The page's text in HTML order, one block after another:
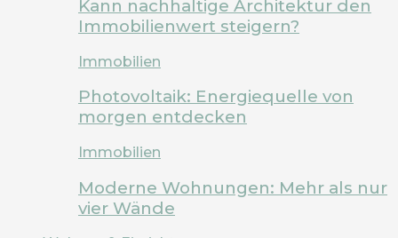
Kann nachhaltige Architektur den
Immobilienwert steigern?
Immobilien
Photovoltaik: Energiequelle von
morgen entdecken
Immobilien
Moderne Wohnungen: Mehr als nur
vier Wände